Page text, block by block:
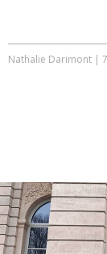
Nathalie Darimont |